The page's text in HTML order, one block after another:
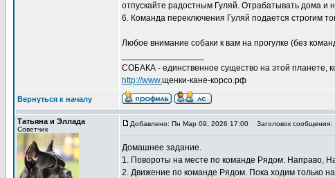
отпускайте радостным Гуляй. Отрабатывать дома и
6. Команда переключения Гуляй подается строгим
Любое внимание собаки к вам на прогулке (без
СОБАКА - единственное существо на этой планете,
http://www.щенки-кане-корсо.рф
Вернуться к началу
Татьяна и Эллада
Советчик
Добавлено: Пн Мар 09, 2026 17:00 Заголовок сообщения:
Домашнее задание.
1. Повороты на месте по команде Рядом. Направо,
2. Движение по команде Рядом. Пока ходим только